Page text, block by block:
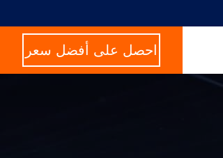
احصل على أفضل سعر